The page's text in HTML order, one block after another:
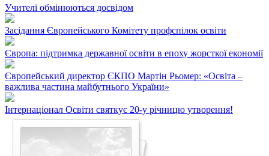
Учителі обмінюються досвідом
Засідання Європейського Комітету профспілок освіти
Європа: підтримка державної освіти в епоху жорсткої економії
Європейський директор ЄКПО Мартін Рьомер: «Освіта –
важлива частина майбутнього України»
Інтернаціонал Освіти святкує 20-у річницю утворення!